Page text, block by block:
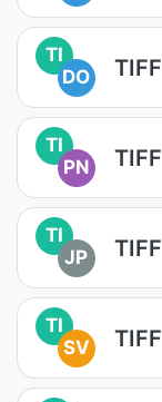
TI
DO
TI
PN
TI
JP
TI
SV